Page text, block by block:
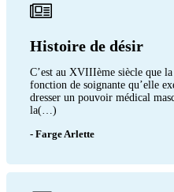
Histoire de désir
C’est au XVIIIème siècle que
fonction de soignante qu’elle
dresser un pouvoir médical
la(…)
- Farge Arlette